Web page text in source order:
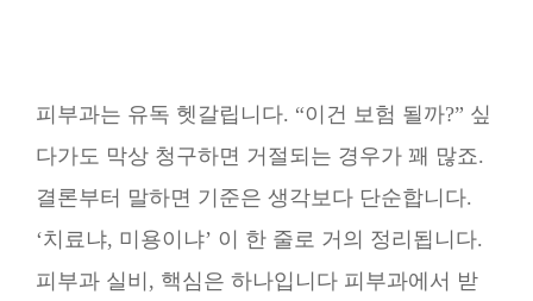
피부과는 유독 헷갈립니다. “이건 보험 될까?” 싶
다가도 막상 청구하면 거절되는 경우가 꽤 많죠.
결론부터 말하면 기준은 생각보다 단순합니다.
‘치료냐, 미용이냐’ 이 한 줄로 거의 정리됩니다.
피부과 실비, 핵심은 하나입니다 피부과에서 받